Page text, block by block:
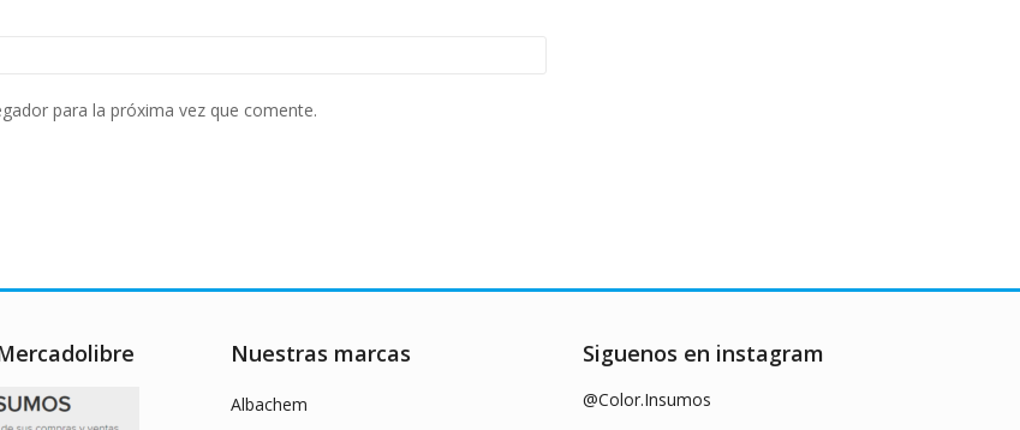
para la próxima vez que comente.
Nuestras marcas
Albachem
Siguenos en instagram
@Color.Insumos